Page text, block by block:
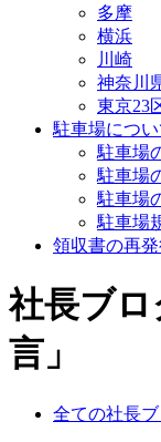
多摩
横浜
川崎
神奈川
東京23
駐車場につい
駐車場
駐車場
駐車場
駐車場
領収書の再
社長ブロ
言」
全ての社長